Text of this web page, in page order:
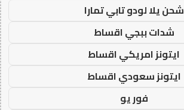
شحن يلا لودو تابي تمارا
شدات ببجي اقساط
ايتونز امريكي اقساط
ايتونز سعودي اقساط
فور يو